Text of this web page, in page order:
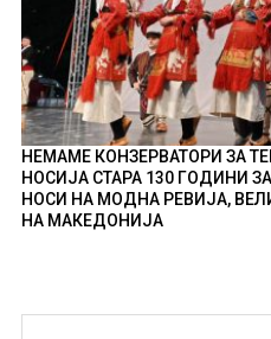
НЕМАМЕ КОНЗЕРВАТОРИ ЗА
НОСИЈА СТАРА 130 ГОДИНИ
НОСИ НА МОДНА РЕВИЈА,
НА МАКЕДОНИЈА